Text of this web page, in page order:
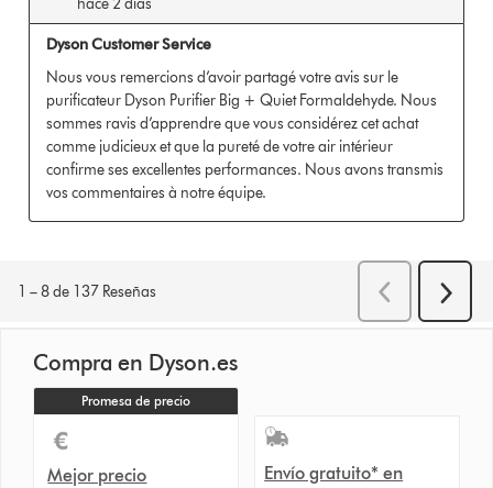
Compra en Dyson.es
Promesa de precio
Mejor precio
Envío gratuito* en